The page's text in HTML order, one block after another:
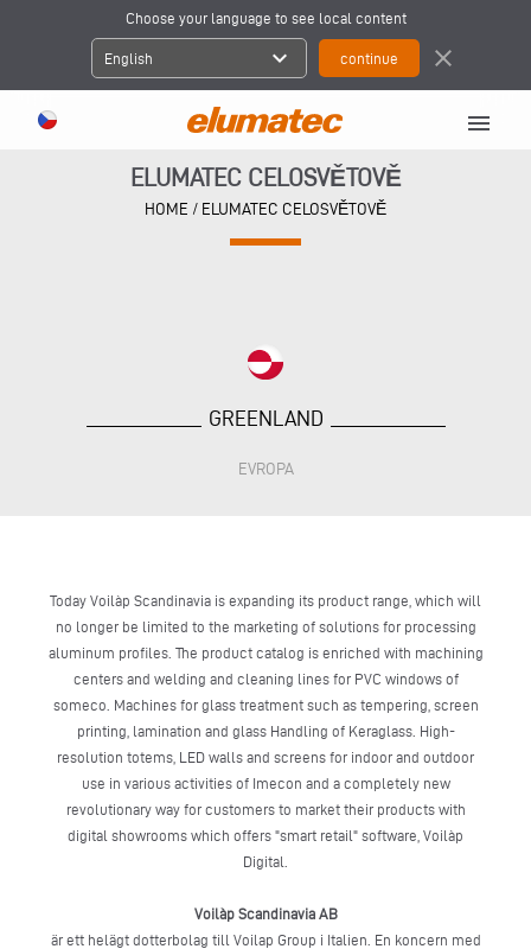
Choose your language to see local content
English expand_more close
menu
ELUMATEC CELOSVĚTOVĚ
HOME / ELUMATEC CELOSVĚTOVĚ
GREENLAND
EVROPA
Today Voilàp Scandinavia is expanding its product range, which will
no longer be limited to the marketing of solutions for processing
aluminum profiles. The product catalog is enriched with machining
centers and welding and cleaning lines for PVC windows of
someco. Machines for glass treatment such as tempering, screen
printing, lamination and glass Handling of Keraglass. High-
resolution totems, LED walls and screens for indoor and outdoor
use in various activities of Imecon and a completely new
revolutionary way for customers to market their products with
digital showrooms which offers "smart retail" software, Voilàp
Digital.
Voilàp Scandinavia AB
är ett helägt dotterbolag till Voilap Group i Italien. En koncern med